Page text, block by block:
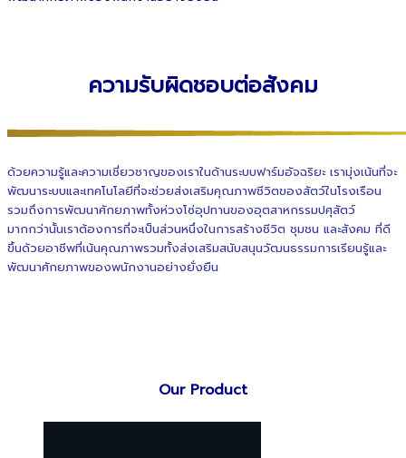
ความรับผิดชอบต่อสังคม
ด้วยความรู้และความเชี่ยวชาญของเราในด้านระบบฟาร์มอัจฉริยะ เรามุ่งเน้นที่จะ
พัฒนาระบบและเทคโนโลยีที่จะช่วยส่งเสริมคุณภาพชีวิตของสัตว์ในโรงเรือน
รวมถึงการพัฒนาศักยภาพทั้งห่วงโซ่อุปทานของอุตสาหกรรมปศุสัตว์
มากกว่านั้นเราต้องการที่จะเป็นส่วนหนึ่งในการสร้างชีวิต ชุมชน และสังคม ที่ดี
ขึ้นด้วยอาชีพที่เน้นคุณภาพรวมทั้งส่งเสริมสนับสนุนวัฒนธรรมการเรียนรู้และ
พัฒนาศักยภาพของพนักงานอย่างยั่งยืน
Our Product